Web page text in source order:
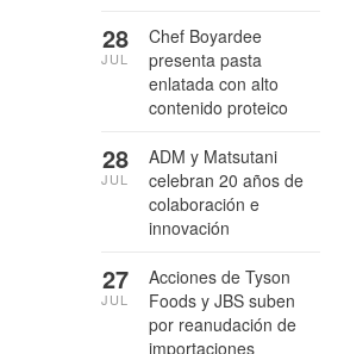
Chef Boyardee
presenta pasta
enlatada con alto
contenido proteico
28
JUL
ADM y Matsutani
celebran 20 años de
colaboración e
innovación
28
JUL
Acciones de Tyson
Foods y JBS suben
por reanudación de
importaciones
27
JUL